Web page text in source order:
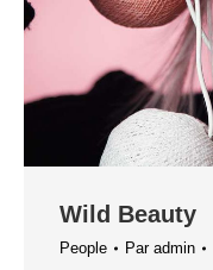
Wild Beauty
People Par admin